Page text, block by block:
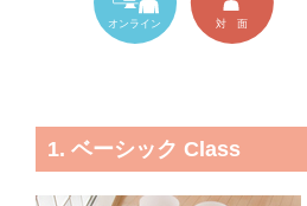
1. ベーシック Class